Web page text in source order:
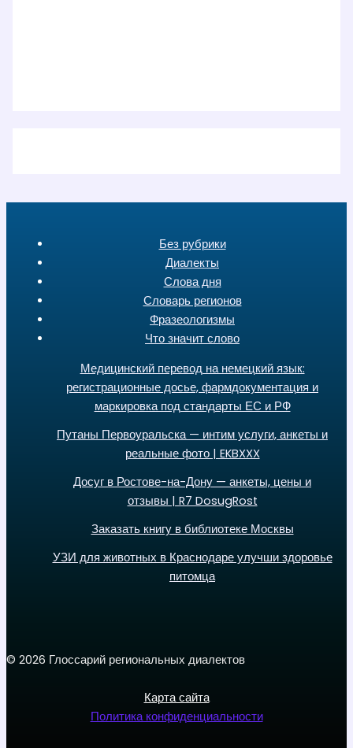
Без рубрики
Диалекты
Слова дня
Словарь регионов
Фразеологизмы
Что значит слово
Медицинский перевод на немецкий язык:
регистрационные досье, фармдокументация и
маркировка под стандарты ЕС и РФ
Путаны Первоуральска — интим услуги, анкеты и
реальные фото | EKBXXX
Досуг в Ростове-на-Дону — анкеты, цены и
отзывы | R7 DosugRost
Заказать книгу в библиотеке Москвы
УЗИ для животных в Краснодаре улучши здоровье
питомца
© 2026 Глоссарий региональных диалектов
Карта сайта
Политика конфиденциальности